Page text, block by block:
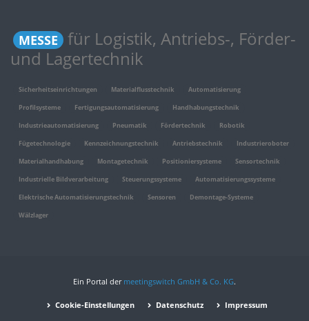
MESSE
für Logistik, Antriebs-, Förder-
und Lagertechnik
Sicherheitseinrichtungen Materialflusstechnik Automatisierung
Profilsysteme Fertigungsautomatisierung Handhabungstechnik
Industrieautomatisierung Pneumatik Fördertechnik Robotik
Fügetechnologie Kennzeichnungstechnik Antriebstechnik Industrieroboter
Materialhandhabung Montagetechnik Positioniersysteme Sensortechnik
Industrielle Bildverarbeitung Steuerungssysteme Automatisierungssysteme
Elektrische Automatisierungstechnik Sensoren Demontage-Systeme
Wälzlager
Ein Portal der meetingswitch GmbH & Co. KG.
Cookie-Einstellungen Datenschutz Impressum